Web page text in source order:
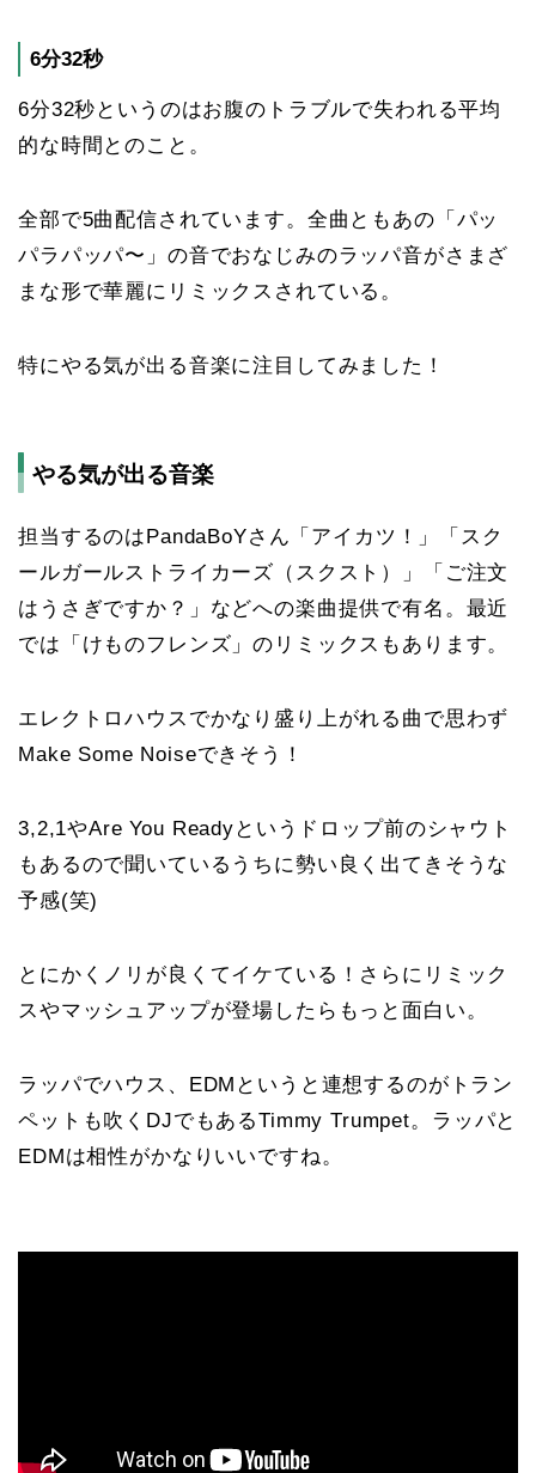
6分32秒
6分32秒というのはお腹のトラブルで失われる平均
的な時間とのこと。
全部で5曲配信されています。全曲ともあの「パッ
パラパッパ〜」の音でおなじみのラッパ音がさまざ
まな形で華麗にリミックスされている。
特にやる気が出る音楽に注目してみました！
やる気が出る音楽
担当するのはPandaBoYさん「アイカツ！」「スク
ールガールストライカーズ（スクスト）」「ご注文
はうさぎですか？」などへの楽曲提供で有名。最近
では「けものフレンズ」のリミックスもあります。
エレクトロハウスでかなり盛り上がれる曲で思わず
Make Some Noiseできそう！
3,2,1やAre You Readyというドロップ前のシャウト
もあるので聞いているうちに勢い良く出てきそうな
予感(笑)
とにかくノリが良くてイケている！さらにリミック
スやマッシュアップが登場したらもっと面白い。
ラッパでハウス、EDMというと連想するのがトラン
ペットも吹くDJでもあるTimmy Trumpet。ラッパと
EDMは相性がかなりいいですね。